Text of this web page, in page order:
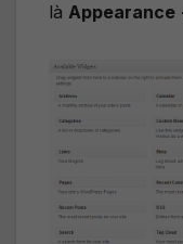
là Appearance